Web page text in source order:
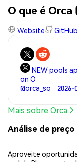
O que é Orca
Website GitHub
NEW pools
on O
@orca_so · 2026-
Mais sobre Orca
Análise de preço
Aproveite